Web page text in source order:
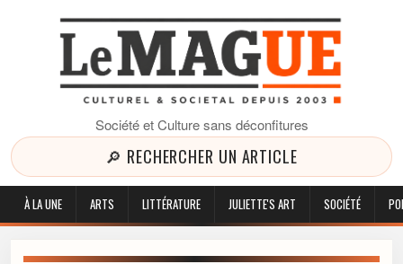
Société et Culture sans déconfitures
🔎 RECHERCHER UN ARTICLE
À LA UNE ARTS LITTÉRATURE JULIETTE'S ART SOCIÉTÉ